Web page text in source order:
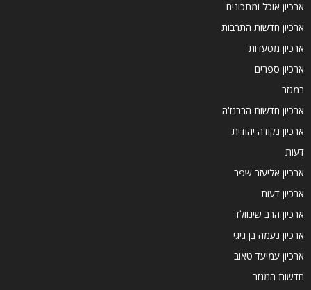
ארכיון אוכל ומתכונים
ארכיון חדשות התרבות
ארכיון מסעדות
ארכיון ספרים
במגזר
ארכיון חדשות הברנז'ה
ארכיון נקודה יהודית
דעות
ארכיון אליעזר שפר
ארכיון דעות
ארכיון הרב שינוולד
ארכיון נעמה בן גיגי
ארכיון עמיעד טאוב
חדשות המגזר